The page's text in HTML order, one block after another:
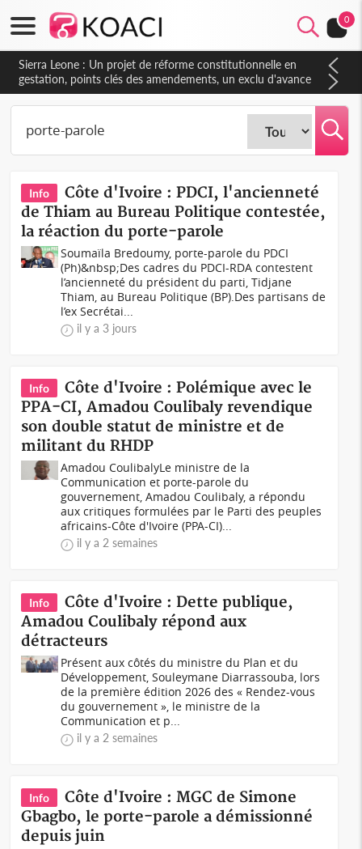
0
Sierra Leone : Un projet de réforme constitutionnelle en
gestation, points clés des amendements, un exclu d'avance
Info
Côte d'Ivoire : PDCI, l'ancienneté
de Thiam au Bureau Politique contestée,
la réaction du porte-parole
Soumaïla Bredoumy, porte-parole du PDCI
(Ph)&nbsp;Des cadres du PDCI-RDA contestent
l’ancienneté du président du parti, Tidjane
Thiam, au Bureau Politique (BP).Des partisans de
l’ex Secrétai...
il y a 3 jours
Info
Côte d'Ivoire : Polémique avec le
PPA-CI, Amadou Coulibaly revendique
son double statut de ministre et de
militant du RHDP
Amadou CoulibalyLe ministre de la
Communication et porte-parole du
gouvernement, Amadou Coulibaly, a répondu
aux critiques formulées par le Parti des peuples
africains-Côte d'Ivoire (PPA-CI)...
il y a 2 semaines
Info
Côte d'Ivoire : Dette publique,
Amadou Coulibaly répond aux
détracteurs
Présent aux côtés du ministre du Plan et du
Développement, Souleymane Diarrassouba, lors
de la première édition 2026 des « Rendez-vous
du gouvernement », le ministre de la
Communication et p...
il y a 2 semaines
Info
Côte d'Ivoire : MGC de Simone
Gbagbo, le porte-parole a démissionné
depuis juin